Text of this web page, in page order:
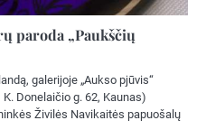
paroda „Paukščių
galerijoje „Aukso pjūvis“
Donelaičio g. 62, Kaunas)
Živilės Navikaitės papuošalų